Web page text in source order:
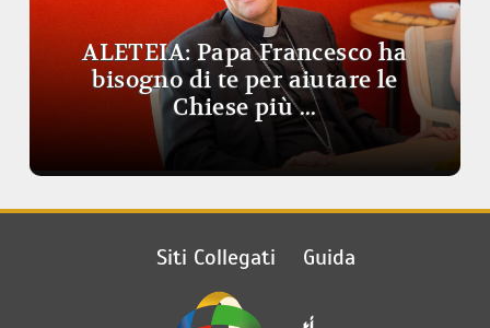
ALETEIA: Papa Francesco ha
bisogno di te per aiutare le
Chiese più ...
Siti Collegati Guida